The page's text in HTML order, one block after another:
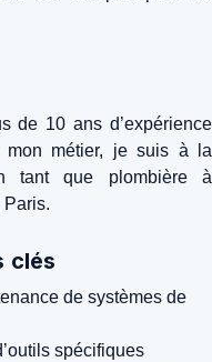
de 10 ans d’expérience
mon métier, je suis à la
tant que plombière à
Paris.
clés
de systèmes de
spécifiques